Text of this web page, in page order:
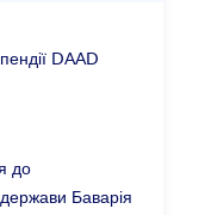
DAAD
до
Баварія